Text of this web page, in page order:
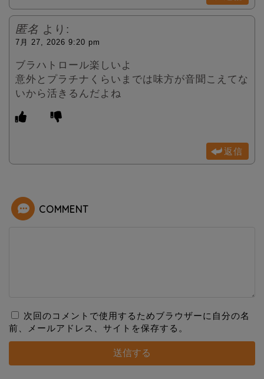
匿名 より:
7月 27, 2026 9:20 pm
ブラハトロール楽しいよ
意外とプラチナくらいまでは味方が音聞こえてな
いから活きるんだよね
返信
COMMENT
次回のコメントで使用するためブラウザーに自分の名
前、メールアドレス、サイトを保存する。